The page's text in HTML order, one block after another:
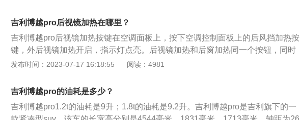
显档次，感觉要比百万级豪车还要豪华。中控屏下方的钢琴式按键以及金属拉丝
饰板，提高了整车内饰的质感。
吉利博越pro后视镜加热在哪里？
吉利博越pro后视镜加热按键在空调面板上，按下空调控制面板上的后风挡加热按
键，外后视镜加热开启，指示灯点亮。后视镜加热和后窗加热同一个按钮，同时
进行加热。加热功能在发动机运转时工作，并在较短时间后自动关闭，也可通过
能安全辅助功能，比如精度可调的LKA车道保持系统、百万像素全高清360度全
景影像、能够行人识别的AEB-P城市预碰撞系统等，智能安全驾驶辅助达到L2级
别。
发布时间：2023-07-17 16:18:55 阅读：4981
吉利博越pro的油耗是多少？
吉利博越pro1.2t的油耗是9升；1.8t的油耗是9.2升。吉利博越pro是吉利旗下的一